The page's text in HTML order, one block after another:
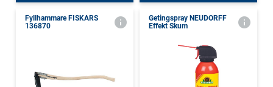
Fyllhammare FISKARS
136870
Getingspray NEUDORFF
Effekt Skum